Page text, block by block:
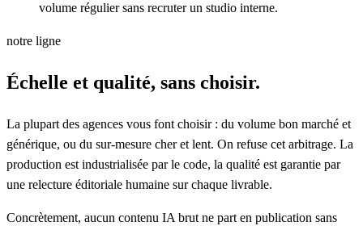
volume régulier sans recruter un studio interne.
notre ligne
Échelle et qualité, sans choisir.
La plupart des agences vous font choisir : du volume bon marché et
générique, ou du sur-mesure cher et lent. On refuse cet arbitrage. La
production est industrialisée par le code, la qualité est garantie par
une relecture éditoriale humaine sur chaque livrable.
Concrètement, aucun contenu IA brut ne part en publication sans